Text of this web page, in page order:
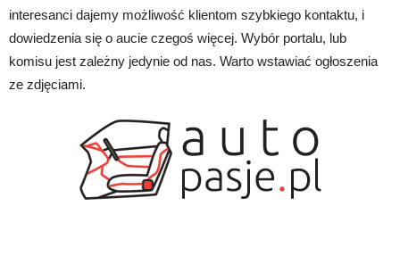
interesanci dajemy możliwość klientom szybkiego kontaktu, i
dowiedzenia się o aucie czegoś więcej. Wybór portalu, lub
komisu jest zależny jedynie od nas. Warto wstawiać ogłoszenia
ze zdjęciami.